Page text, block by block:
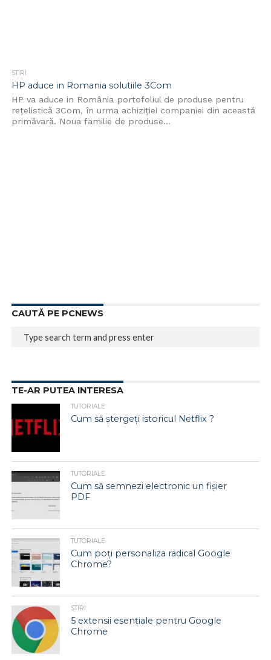
STIRI
HP aduce in Romania solutiile 3Com
HP va aduce in România portofoliul de produse pentru
rețelistică 3Com, în urma achiziţiei companiei din această
primăvară. Noua familie de produse...
CAUTĂ PE PCNEWS
TE-AR PUTEA INTERESA
TUTORIALE
Cum să ștergeți istoricul Netflix ?
TUTORIALE
Cum să semnezi electronic un fișier
PDF
TUTORIALE
Cum poți personaliza radical Google
Chrome?
STIRI
5 extensii esențiale pentru Google
Chrome